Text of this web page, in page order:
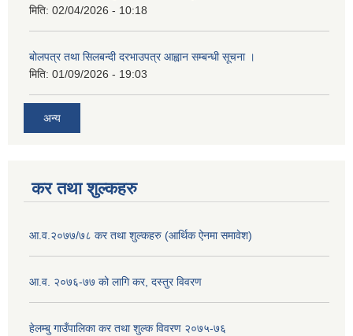
मिति: 02/04/2026 - 10:18
बोलपत्र तथा सिलबन्दी दरभाउपत्र आह्वान सम्बन्धी सूचना ।
मिति: 01/09/2026 - 19:03
अन्य
कर तथा शुल्कहरु
आ.व.२०७७/७८ कर तथा शुल्कहरु (आर्थिक ऐनमा समावेश)
आ.व. २०७६-७७ को लागि कर, दस्तुर विवरण
हेलम्बु गाउँपालिका कर तथा शुल्क विवरण २०७५-७६